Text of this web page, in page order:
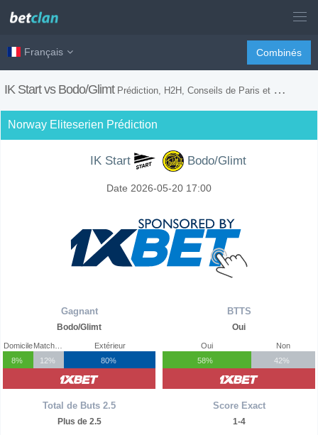
Français Combinés
IK Start vs Bodo/Glimt Prédiction, H2H, Conseils de Paris et Prévision du Match
Norway Eliteserien Prédiction
IK Start Bodo/Glimt
Date 2026-05-20 17:00
Gagnant
Bodo/Glimt
Domicile
8%
12%
Extérieur
80%
Total de Buts 2.5
Plus de 2.5
BTTS
Oui
Oui
58%
Non
42%
Score Exact
1-4